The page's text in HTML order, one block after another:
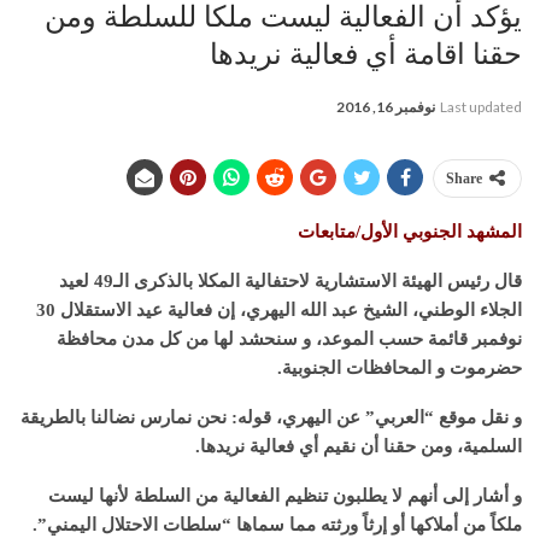
يؤكد أن الفعالية ليست ملكا للسلطة ومن
حقنا اقامة أي فعالية نريدها
Last updated نوفمبر 16, 2016
Share
المشهد الجنوبي الأول/متابعات
قال رئيس الهيئة الاستشارية لاحتفالية المكلا بالذكرى الـ49 لعيد
الجلاء الوطني، الشيخ عبد الله اليهري، إن فعالية عيد الاستقلال 30
نوفمبر قائمة حسب الموعد، و سنحشد لها من كل مدن محافظة
حضرموت و المحافظات الجنوبية.
و نقل موقع “العربي” عن اليهري، قوله: نحن نمارس نضالنا بالطريقة
السلمية، ومن حقنا أن نقيم أي فعالية نريدها.
و أشار إلى أنهم لا يطلبون تنظيم الفعالية من السلطة لأنها ليست
ملكاً من أملاكها أو إرثاً ورثته مما سماها “سلطات الاحتلال اليمني”.